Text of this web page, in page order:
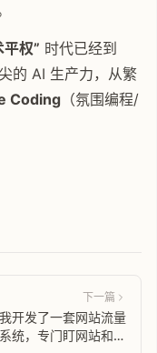
平权” 时代已经到
的 AI 生产力，从繁
Coding （氛围编程/
下一篇
开发了一套网站流量
统，专门盯网站和谷